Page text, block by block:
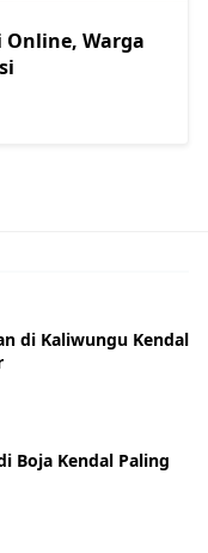
Online, Warga
di Kaliwungu Kendal
Boja Kendal Paling